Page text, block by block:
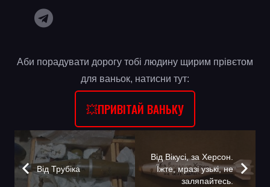
Аби порадувати дорогу тобі людину щирим прівєтом
для ваньок, натисни тут:
💥ПРИВІТАЙ ВАНЬКУ
Від Трубіка
Від Вікусі, за Херсон.
Їжте, мразі узькі, не
заляпайтесь.